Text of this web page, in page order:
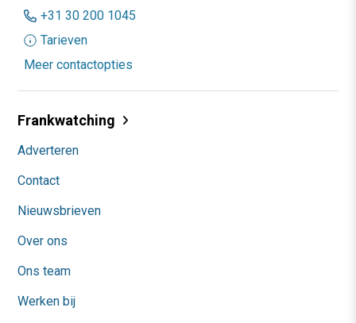
+31 30 200 1045
Tarieven
Meer contactopties
Frankwatching
Adverteren
Contact
Nieuwsbrieven
Over ons
Ons team
Werken bij